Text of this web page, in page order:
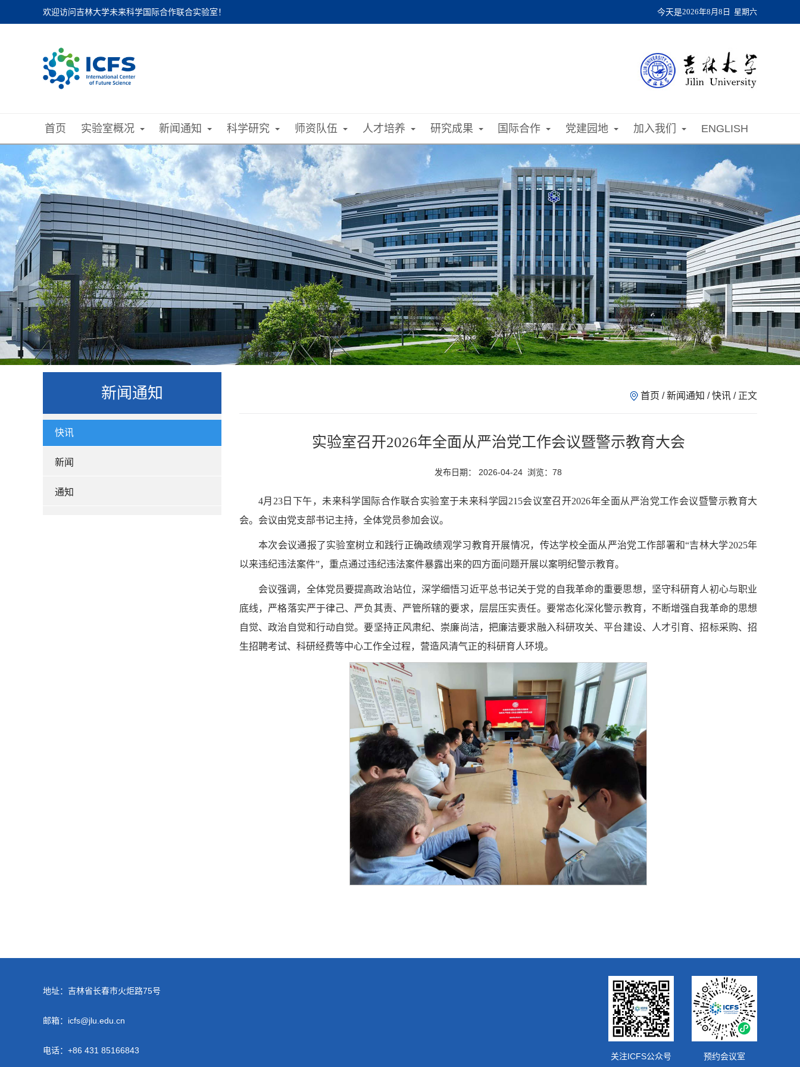
欢迎访问吉林大学未来科学国际合作联合实验室！ 今天是2026年8月8日 星期六
首页 实验室概况 新闻通知 科学研究 师资队伍 人才培养 研究成果 国际合作 党建园地 加入我们 ENGLISH
新闻通知
快讯
新闻
通知
首页 /新闻通知 /快讯 / 正文
实验室召开2026年全面从严治党工作会议暨警示教育大会
发布日期： 2026-04-24 浏览： 78
4月23日下午，未来科学国际合作联合实验室于未来科学园215会议室召开2026年全面从严治党工作会议暨警示教育大
会。会议由党支部书记主持，全体党员参加会议。
本次会议通报了实验室树立和践行正确政绩观学习教育开展情况，传达学校全面从严治党工作部署和“吉林大学2025年
以来违纪违法案件”，重点通过违纪违法案件暴露出来的四方面问题开展以案明纪警示教育。
会议强调，全体党员要提高政治站位，深学细悟习近平总书记关于党的自我革命的重要思想，坚守科研育人初心与职业
底线，严格落实严于律己、严负其责、严管所辖的要求，层层压实责任。要常态化深化警示教育，不断增强自我革命的思想
自觉、政治自觉和行动自觉。要坚持正风肃纪、崇廉尚洁，把廉洁要求融入科研攻关、平台建设、人才引育、招标采购、招
生招聘考试、科研经费等中心工作全过程，营造风清气正的科研育人环境。
地址：吉林省长春市火炬路75号
邮箱：icfs@jlu.edu.cn
电话：+86 431 85166843
预约会议室
关注ICFS公众号